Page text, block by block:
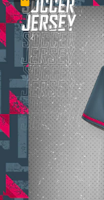
Премиум